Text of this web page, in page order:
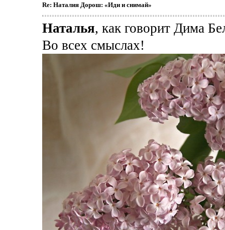
Re: Наталия Дорош: «Иди и снимай»
Наталья, как говорит Дима
Во всех смыслах!